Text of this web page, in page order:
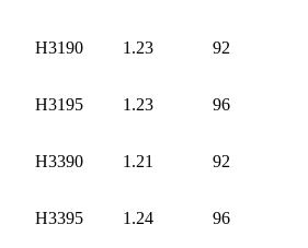
H3190 1.23 92
H3195 1.23 96
H3390 1.21 92
H3395 1.24 96